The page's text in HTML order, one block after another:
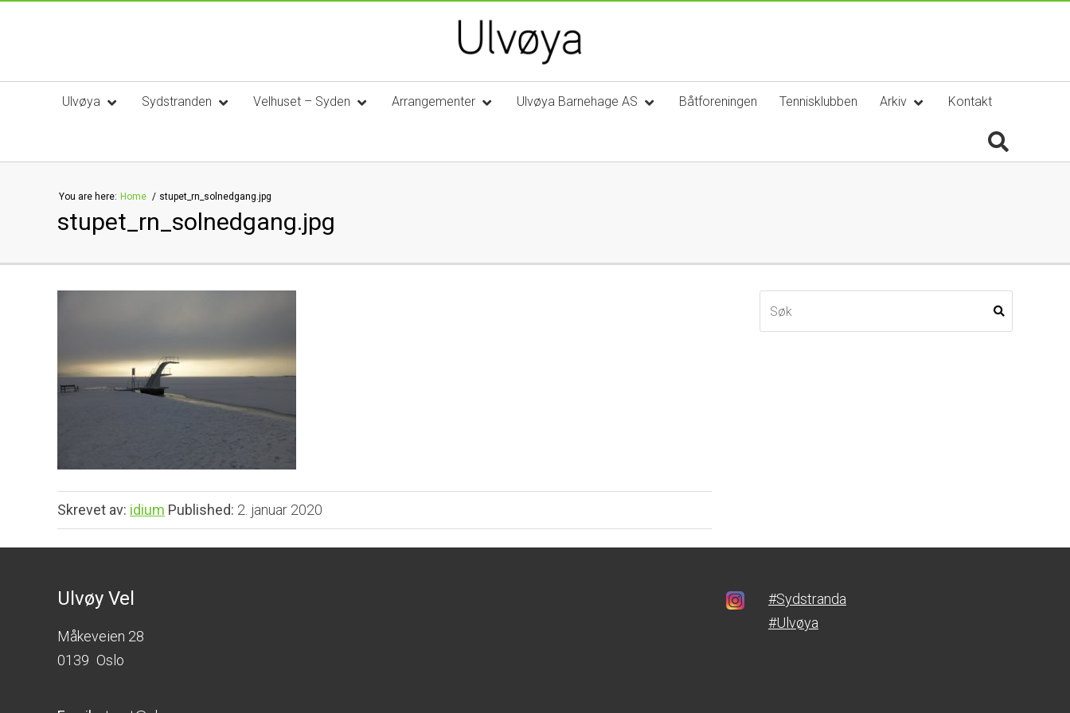
Ulvøya Sydstranden Velhuset – Syden Arrangementer Ulvøya Barnehage AS Båtforeningen Tennisklubben Arkiv Kontakt
You are here: Home stupet_rn_solnedgang.jpg
stupet_rn_solnedgang.jpg
Skrevet av: idium Published: 2. januar 2020
Ulvøy Vel
Måkeveien 28
0139 Oslo
#Sydstranda
#Ulvøya